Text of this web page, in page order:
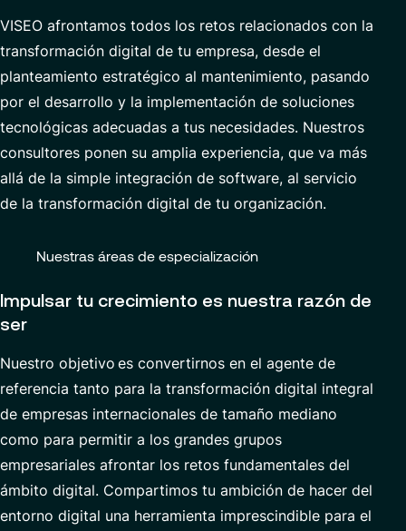
Data Analytics & AI
Servicios Gestionados
Socios
VISEO afrontamos todos los retos relacionados con la
transformación digital de tu empresa, desde el
planteamiento estratégico al mantenimiento, pasando
por el desarrollo y la implementación de soluciones
tecnológicas adecuadas a tus necesidades. Nuestros
consultores ponen su amplia experiencia, que va más
allá de la simple integración de software, al servicio
de la transformación digital de tu organización.
Nuestras áreas de especialización
Impulsar tu crecimiento es nuestra razón de
ser
Nuestro objetivo es convertirnos en el agente de
referencia tanto para la transformación digital integral
de empresas internacionales de tamaño mediano
como para permitir a los grandes grupos
empresariales afrontar los retos fundamentales del
ámbito digital. Compartimos tu ambición de hacer del
entorno digital una herramienta imprescindible para el